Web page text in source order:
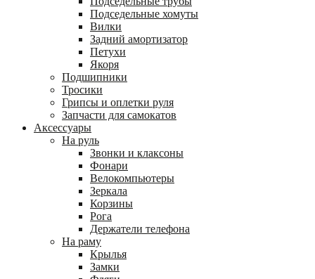
Подседельные хомуты
Вилки
Задний амортизатор
Петухи
Якоря
Подшипники
Тросики
Грипсы и оплетки руля
Запчасти для самокатов
Аксессуары
На руль
Звонки и клаксоны
Фонари
Велокомпьютеры
Зеркала
Корзины
Рога
Держатели телефона
На раму
Крылья
Замки